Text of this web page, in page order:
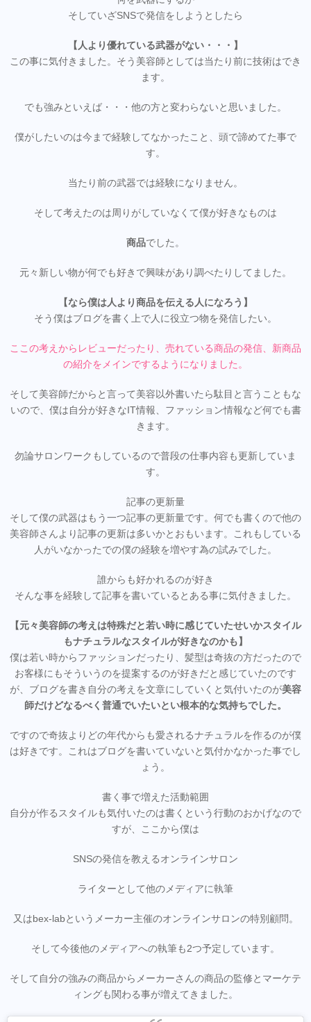
そしていざSNSで発信をしようとしたら
【人より優れている武器がない・・・】
この事に気付きました。そう美容師としては当たり前に技術はでき
ます。
でも強みといえば・・・他の方と変わらないと思いました。
僕がしたいのは今まで経験してなかったこと、頭で諦めてた事で
す。
当たり前の武器では経験になりません。
そして考えたのは周りがしていなくて僕が好きなものは
商品でした。
元々新しい物が何でも好きで興味があり調べたりしてました。
【なら僕は人より商品を伝える人になろう】
そう僕はブログを書く上で人に役立つ物を発信したい。
ここの考えからレビューだったり、売れている商品の発信、新商品
の紹介をメインでするようになりました。
そして美容師だからと言って美容以外書いたら駄目と言うこともな
いので、僕は自分が好きなIT情報、ファッション情報など何でも書
きます。
勿論サロンワークもしているので普段の仕事内容も更新していま
す。
記事の更新量
そして僕の武器はもう一つ記事の更新量です。何でも書くので他の
美容師さんより記事の更新は多いかとおもいます。これもしている
人がいなかったでの僕の経験を増やす為の試みでした。
誰からも好かれるのが好き
そんな事を経験して記事を書いているとある事に気付きました。
【元々美容師の考えは特殊だと若い時に感じていたせいかスタイル
もナチュラルなスタイルが好きなのかも】
僕は若い時からファッションだったり、髪型は奇抜の方だったので
お客様にもそういうのを提案するのが好きだと感じていたのです
が、ブログを書き自分の考えを文章にしていくと気付いたのが美容
師だけどなるべく普通でいたいとい根本的な気持ちでした。
ですので奇抜よりどの年代からも愛されるナチュラルを作るのが僕
は好きです。これはブログを書いていないと気付かなかった事でし
ょう。
書く事で増えた活動範囲
自分が作るスタイルも気付いたのは書くという行動のおかげなので
すが、ここから僕は
SNSの発信を教えるオンラインサロン
ライターとして他のメディアに執筆
又はbex-labというメーカー主催のオンラインサロンの特別顧問。
そして今後他のメディアへの執筆も2つ予定しています。
そして自分の強みの商品からメーカーさんの商品の監修とマーケテ
ィングも関わる事が増えてきました。